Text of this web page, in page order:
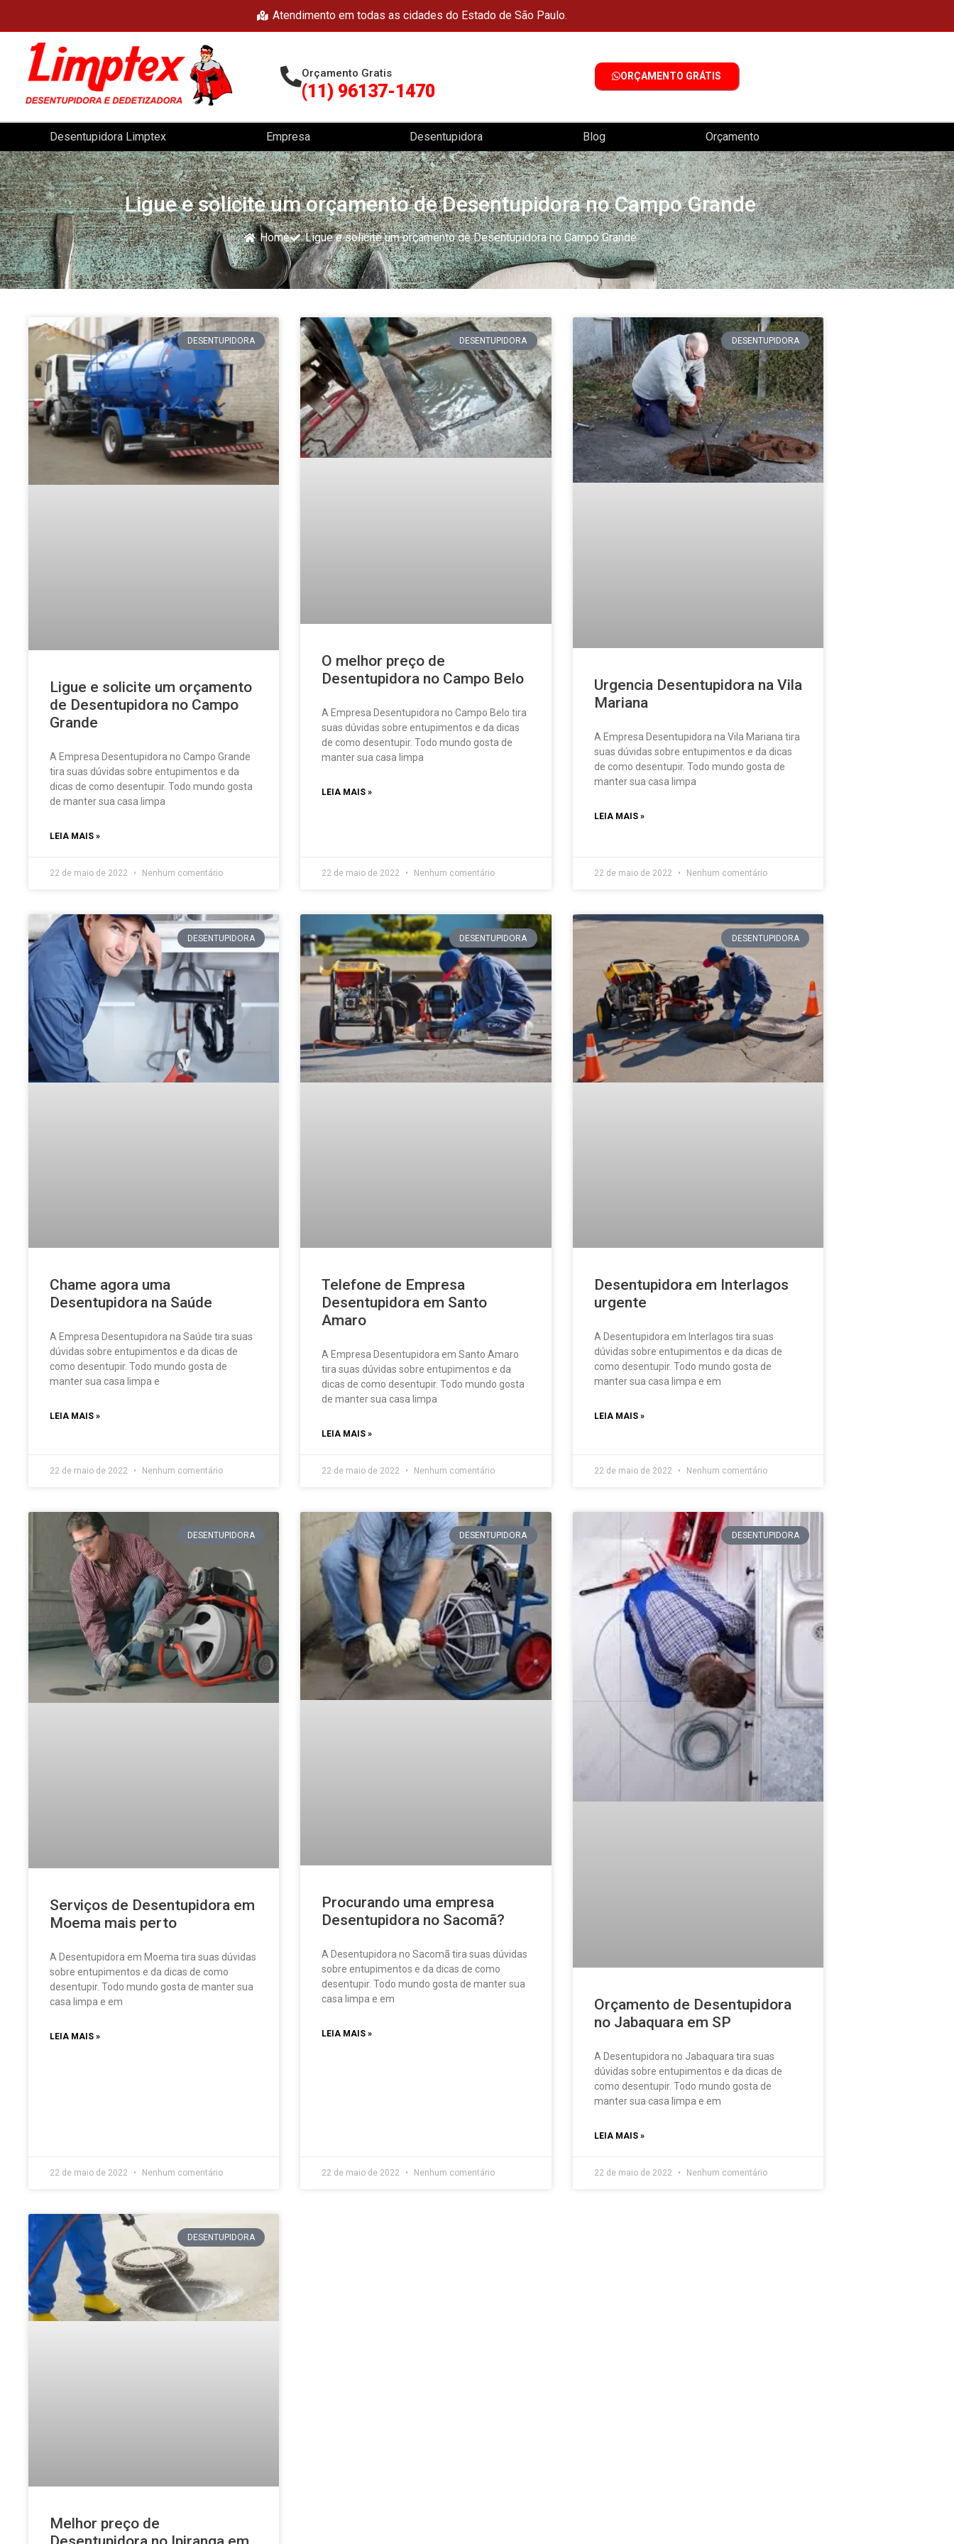
Atendimento em todas as cidades do Estado de São Paulo.
Orçamento Gratis
(11) 96137-1470
ORÇAMENTO GRÁTIS
Desentupidora Limptex Empresa Desentupidora Blog Orçamento
Ligue e solicite um orçamento de Desentupidora no Campo Grande
Home Ligue e solicite um orçamento de Desentupidora no Campo Grande
DESENTUPIDORA
Ligue e solicite um orçamento
de Desentupidora no Campo
Grande
A Empresa Desentupidora no Campo Grande
tira suas dúvidas sobre entupimentos e da
dicas de como desentupir. Todo mundo gosta
de manter sua casa limpa
LEIA MAIS »
22 de maio de 2022 Nenhum comentário
DESENTUPIDORA
O melhor preço de
Desentupidora no Campo Belo
A Empresa Desentupidora no Campo Belo tira
suas dúvidas sobre entupimentos e da dicas
de como desentupir. Todo mundo gosta de
manter sua casa limpa
LEIA MAIS »
22 de maio de 2022 Nenhum comentário
DESENTUPIDORA
Urgencia Desentupidora na Vila
Mariana
A Empresa Desentupidora na Vila Mariana tira
suas dúvidas sobre entupimentos e da dicas
de como desentupir. Todo mundo gosta de
manter sua casa limpa
LEIA MAIS »
22 de maio de 2022 Nenhum comentário
DESENTUPIDORA
Chame agora uma
Desentupidora na Saúde
A Empresa Desentupidora na Saúde tira suas
dúvidas sobre entupimentos e da dicas de
como desentupir. Todo mundo gosta de
manter sua casa limpa e
LEIA MAIS »
22 de maio de 2022 Nenhum comentário
DESENTUPIDORA
Telefone de Empresa
Desentupidora em Santo
Amaro
A Empresa Desentupidora em Santo Amaro
tira suas dúvidas sobre entupimentos e da
dicas de como desentupir. Todo mundo gosta
de manter sua casa limpa
LEIA MAIS »
22 de maio de 2022 Nenhum comentário
DESENTUPIDORA
Desentupidora em Interlagos
urgente
A Desentupidora em Interlagos tira suas
dúvidas sobre entupimentos e da dicas de
como desentupir. Todo mundo gosta de
manter sua casa limpa e em
LEIA MAIS »
22 de maio de 2022 Nenhum comentário
DESENTUPIDORA
Serviços de Desentupidora em
Moema mais perto
A Desentupidora em Moema tira suas dúvidas
sobre entupimentos e da dicas de como
desentupir. Todo mundo gosta de manter sua
casa limpa e em
LEIA MAIS »
22 de maio de 2022 Nenhum comentário
DESENTUPIDORA
Procurando uma empresa
Desentupidora no Sacomã?
A Desentupidora no Sacomã tira suas dúvidas
sobre entupimentos e da dicas de como
desentupir. Todo mundo gosta de manter sua
casa limpa e em
LEIA MAIS »
22 de maio de 2022 Nenhum comentário
DESENTUPIDORA
Orçamento de Desentupidora
no Jabaquara em SP
A Desentupidora no Jabaquara tira suas
dúvidas sobre entupimentos e da dicas de
como desentupir. Todo mundo gosta de
manter sua casa limpa e em
LEIA MAIS »
22 de maio de 2022 Nenhum comentário
DESENTUPIDORA
Melhor preço de